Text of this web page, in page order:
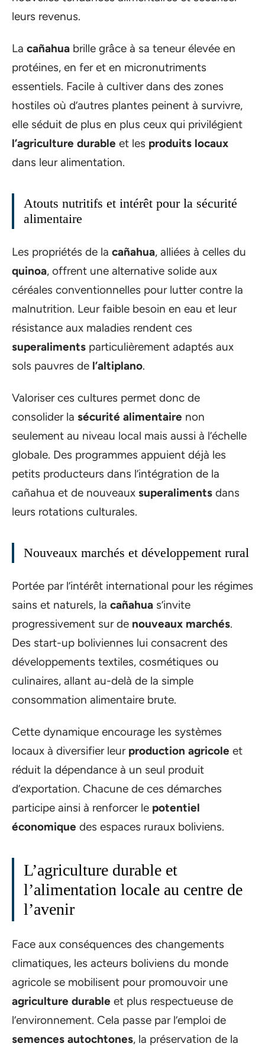
leurs revenus.
La cañahua brille grâce à sa teneur élevée en
protéines, en fer et en micronutriments
essentiels. Facile à cultiver dans des zones
hostiles où d’autres plantes peinent à survivre,
elle séduit de plus en plus ceux qui privilégient
l’agriculture durable et les produits locaux
dans leur alimentation.
Atouts nutritifs et intérêt pour la sécurité
alimentaire
Les propriétés de la cañahua, alliées à celles du
quinoa, offrent une alternative solide aux
céréales conventionnelles pour lutter contre la
malnutrition. Leur faible besoin en eau et leur
résistance aux maladies rendent ces
superaliments particulièrement adaptés aux
sols pauvres de l’altiplano.
Valoriser ces cultures permet donc de
consolider la sécurité alimentaire non
seulement au niveau local mais aussi à l’échelle
globale. Des programmes appuient déjà les
petits producteurs dans l’intégration de la
cañahua et de nouveaux superaliments dans
leurs rotations culturales.
Nouveaux marchés et développement rural
Portée par l’intérêt international pour les régimes
sains et naturels, la cañahua s’invite
progressivement sur de nouveaux marchés.
Des start-up boliviennes lui consacrent des
développements textiles, cosmétiques ou
culinaires, allant au-delà de la simple
consommation alimentaire brute.
Cette dynamique encourage les systèmes
locaux à diversifier leur production agricole et
réduit la dépendance à un seul produit
d’exportation. Chacune de ces démarches
participe ainsi à renforcer le potentiel
économique des espaces ruraux boliviens.
L’agriculture durable et
l’alimentation locale au centre de
l’avenir
Face aux conséquences des changements
climatiques, les acteurs boliviens du monde
agricole se mobilisent pour promouvoir une
agriculture durable et plus respectueuse de
l’environnement. Cela passe par l’emploi de
semences autochtones, la préservation de la